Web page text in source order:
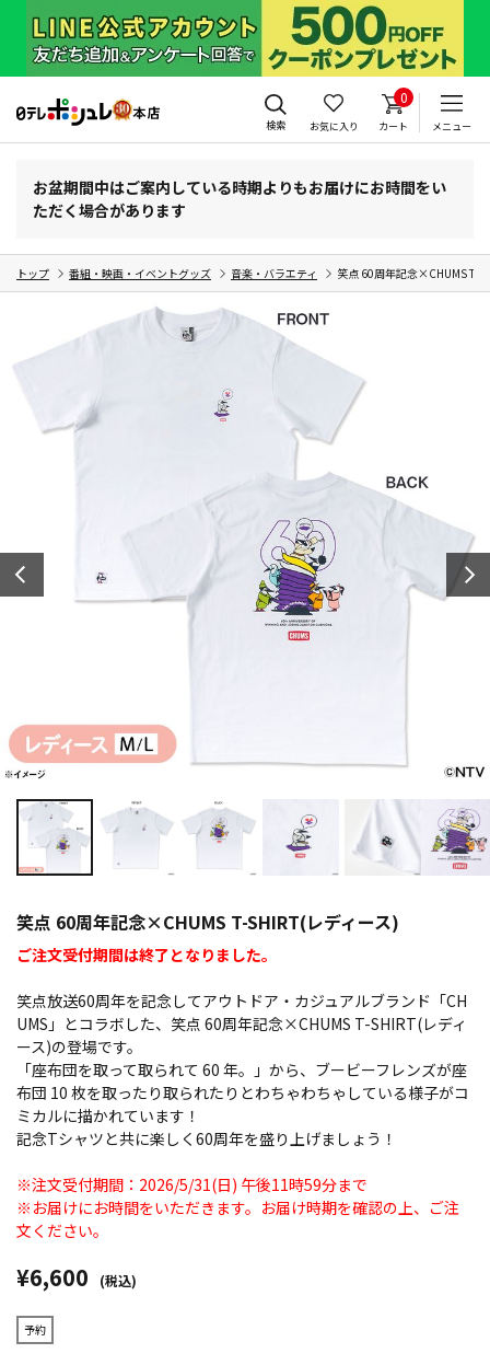
検索 お気に入り
0
カート メニュー
お盆期間中はご案内している時期よりもお届けにお時間をい
ただく場合があります
トップ 番組・映画・イベントグッズ 音楽・バラエティ 笑点 60周年記念×CHUMS T-
笑点 60周年記念×CHUMS T-SHIRT(レディース)
ご注文受付期間は終了となりました。
笑点放送60周年を記念してアウトドア・カジュアルブランド「CH
UMS」とコラボした、笑点 60周年記念×CHUMS T-SHIRT(レディ
ース)の登場です。
「座布団を取って取られて 60 年。」から、ブービーフレンズが座
布団 10 枚を取ったり取られたりとわちゃわちゃしている様子がコ
ミカルに描かれています！
記念Tシャツと共に楽しく60周年を盛り上げましょう！
※注文受付期間：2026/5/31(日) 午後11時59分まで
※お届けにお時間をいただきます。お届け時期を確認の上、ご注
文ください。
¥6,600 (税込)
予約